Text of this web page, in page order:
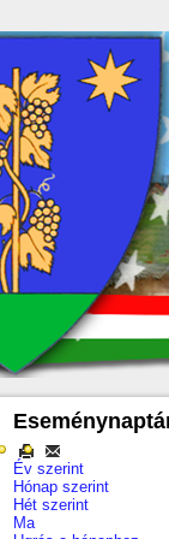
Év szerint
Hónap szerint
Hét szerint
Ma